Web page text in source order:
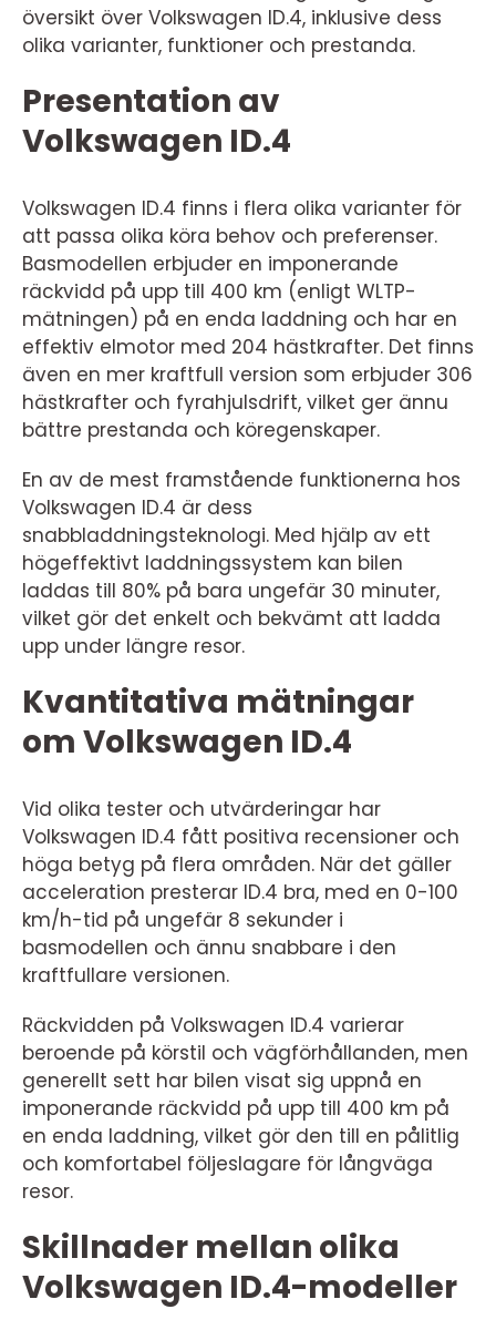
översikt över Volkswagen ID.4, inklusive dess
olika varianter, funktioner och prestanda.
Presentation av
Volkswagen ID.4
Volkswagen ID.4 finns i flera olika varianter för
att passa olika köra behov och preferenser.
Basmodellen erbjuder en imponerande
räckvidd på upp till 400 km (enligt WLTP-
mätningen) på en enda laddning och har en
effektiv elmotor med 204 hästkrafter. Det finns
även en mer kraftfull version som erbjuder 306
hästkrafter och fyrahjulsdrift, vilket ger ännu
bättre prestanda och köregenskaper.
En av de mest framstående funktionerna hos
Volkswagen ID.4 är dess
snabbladdningsteknologi. Med hjälp av ett
högeffektivt laddningssystem kan bilen
laddas till 80% på bara ungefär 30 minuter,
vilket gör det enkelt och bekvämt att ladda
upp under längre resor.
Kvantitativa mätningar
om Volkswagen ID.4
Vid olika tester och utvärderingar har
Volkswagen ID.4 fått positiva recensioner och
höga betyg på flera områden. När det gäller
acceleration presterar ID.4 bra, med en 0-100
km/h-tid på ungefär 8 sekunder i
basmodellen och ännu snabbare i den
kraftfullare versionen.
Räckvidden på Volkswagen ID.4 varierar
beroende på körstil och vägförhållanden, men
generellt sett har bilen visat sig uppnå en
imponerande räckvidd på upp till 400 km på
en enda laddning, vilket gör den till en pålitlig
och komfortabel följeslagare för långväga
resor.
Skillnader mellan olika
Volkswagen ID.4-modeller